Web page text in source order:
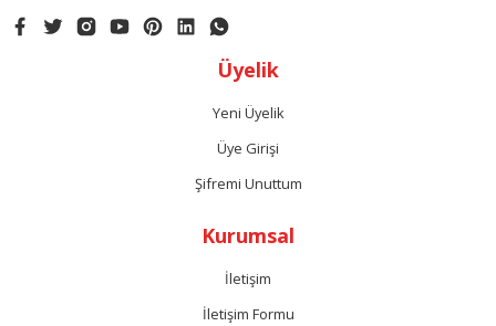
Üyelik
Yeni Üyelik
Üye Girişi
Şifremi Unuttum
Kurumsal
İletişim
İletişim Formu